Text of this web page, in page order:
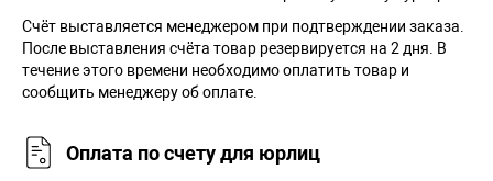
Cчёт выставляется менеджером при подтверждении заказа.
После выставления счёта товар резервируется на 2 дня. В
течение этого времени необходимо оплатить товар и
сообщить менеджеру об оплате.
Оплата по счету для юрлиц